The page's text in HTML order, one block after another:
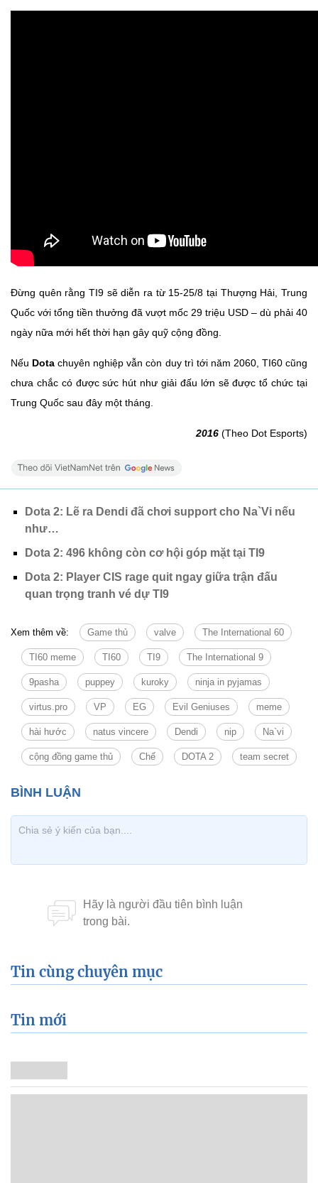
Đừng quên rằng TI9 sẽ diễn ra từ 15-25/8 tại Thượng Hải, Trung
Quốc với tổng tiền thưởng đã vượt mốc 29 triệu USD – dù phải 40
ngày nữa mới hết thời hạn gây quỹ cộng đồng.
Nếu Dota chuyên nghiệp vẫn còn duy trì tới năm 2060, TI60 cũng
chưa chắc có được sức hút như giải đấu lớn sẽ được tổ chức tại
Trung Quốc sau đây một tháng.
2016 (Theo Dot Esports)
Dota 2: Lẽ ra Dendi đã chơi support cho Na`Vi nếu
như…
Dota 2: 496 không còn cơ hội góp mặt tại TI9
Dota 2: Player CIS rage quit ngay giữa trận đấu
quan trọng tranh vé dự TI9
Xem thêm về: Game thủ valve The International 60
TI60 meme TI60 TI9 The International 9
9pasha puppey kuroky ninja in pyjamas
virtus.pro VP EG Evil Geniuses meme
hài hước natus vincere Dendi nip Na`vi
cộng đồng game thủ Chế DOTA 2 team secret
Tin cùng chuyên mục
Tin mới